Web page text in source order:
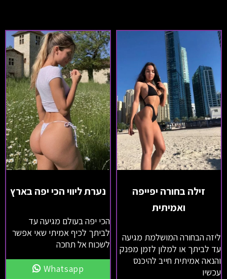
זילה בחורה יפייפה
ואמיתית
ליזה הבחורה המושלמת מגיעה
עד לביתך או למלון לזמן מפנק
והנאה אמיתית חייב להיכנס
עכשיו
נערת ליווי הכי יפה בארץ
הכי יפה בעולם מגיעה עד
לביתך לכיף אמיתי שאי אפשר
לשכוח אל תחכה
Whatsapp